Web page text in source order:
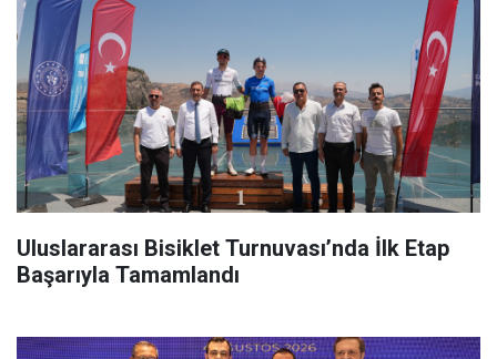
Uluslararası Bisiklet Turnuvası’nda İlk Etap
Başarıyla Tamamlandı